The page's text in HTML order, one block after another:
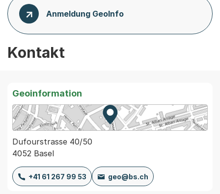
Anmeldung GeoInfo
Kontakt
Geoinformation
Zur Karte von MapBS.
Externer Link, wird in einem
Dufourstrasse 40/50
4052 Basel
+41 61 267 99 53 geo@bs.ch